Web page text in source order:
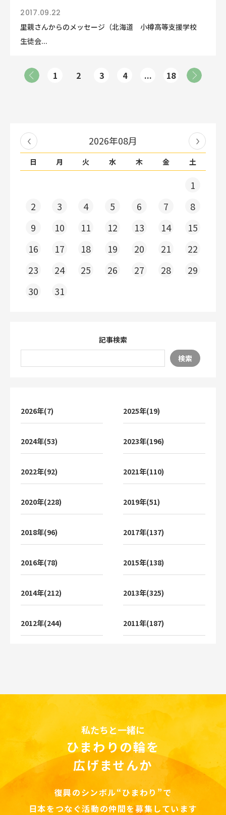
2017.09.22
里親さんからのメッセージ（北海道 小樽高等支援学校
生徒会...
1 2 3 4 ... 18
2026年08月
日 月 火 水 木 金 土
1
2
3 4 5 6 7
8
9
10 11 12 13 14
15
16
17 18 19 20 21
22
23
24 25 26 27 28
29
30
31
記事検索
検索
2026年(7) 2025年(19)
2024年(53) 2023年(196)
2022年(92) 2021年(110)
2020年(228) 2019年(51)
2018年(96) 2017年(137)
2016年(78) 2015年(138)
2014年(212) 2013年(325)
2012年(244) 2011年(187)
私たちと一緒に
ひまわりの輪を
広げませんか
復興のシンボル“ひまわり”で
日本をつなぐ活動の仲間を募集しています